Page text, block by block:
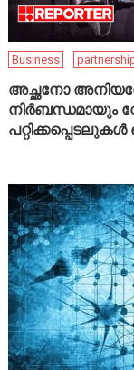
Business
അച്ഛനോ
നിർബന്ധമായും
പറ്റിക്കപ്പെടലുകൾ